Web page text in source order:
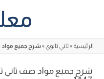
الرئيسية » ثاني ثانوي » شرح جميع مواد
شرح جميع مواد صف ثاني